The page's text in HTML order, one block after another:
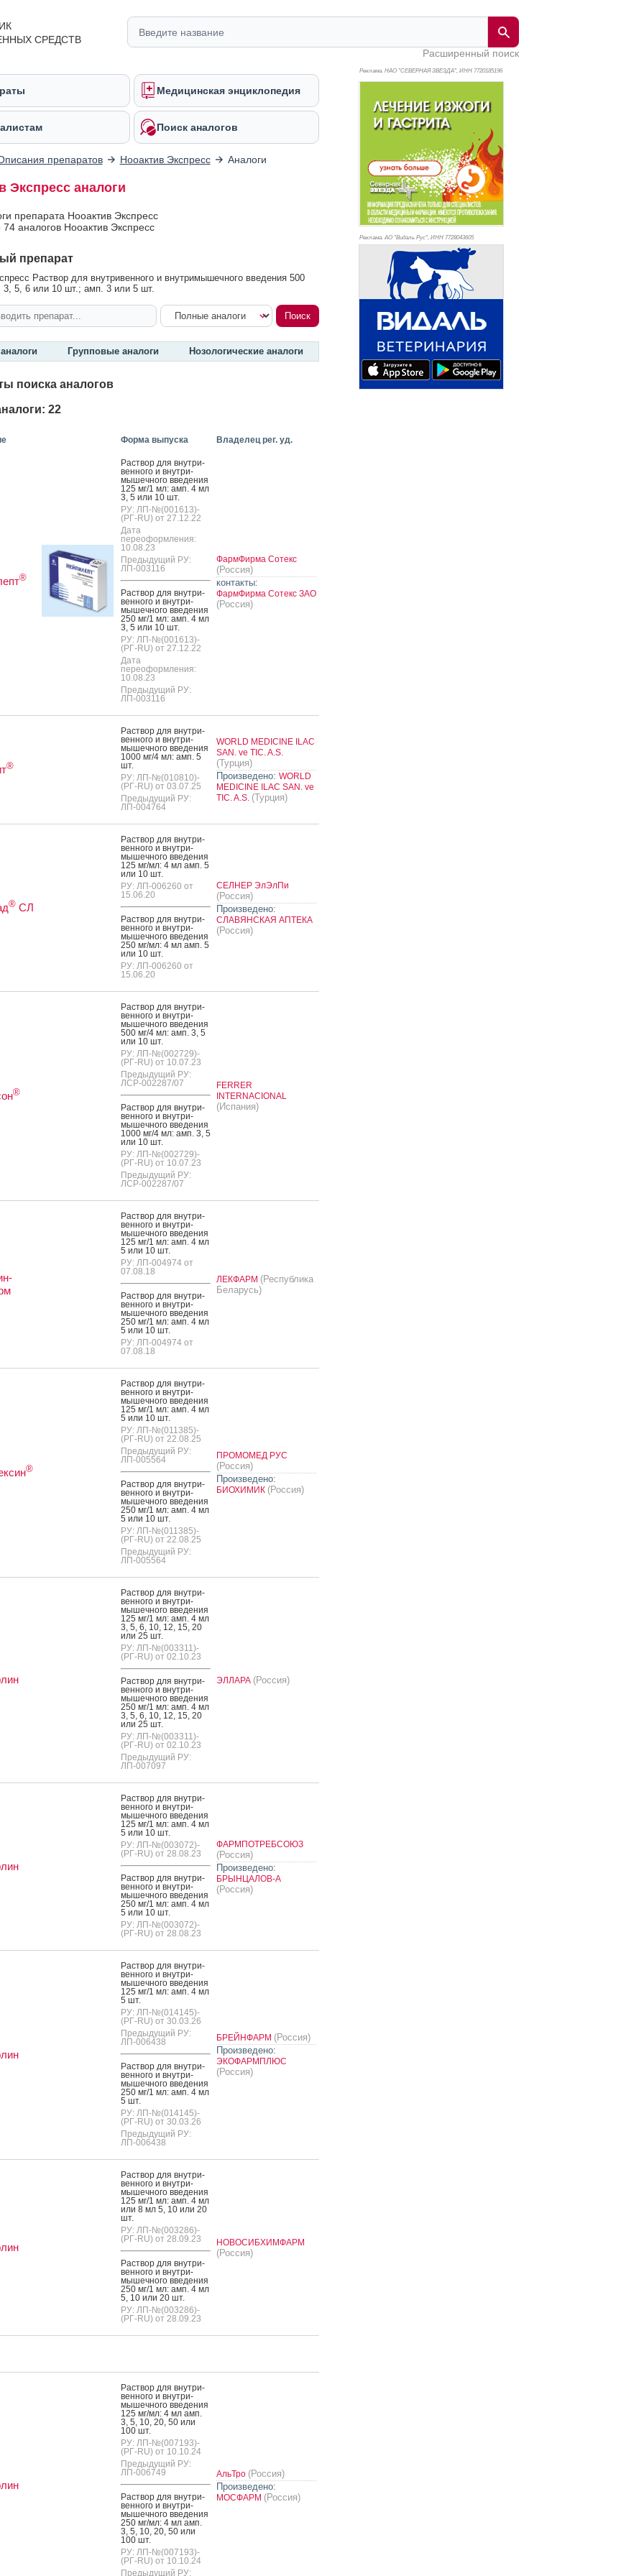
СРЕДСТВ
Расширенный поиск
Медицинская энциклопедия
Поиск аналогов
препаратов Нооактив Экспресс Аналоги
Экспресс аналоги
препарата Нооактив Экспресс
74 аналогов Нооактив Экспресс
препарат
Раствор для внутривенного и внутримышечного введения 500
5, 6 или 10 шт.; амп. 3 или 5 шт.
Групповые аналоги Нозологические аналоги
поиска аналогов
22
Форма выпуска Владелец рег. уд.
®
Рас­твор для внут­ри­
вен­но­го и внут­ри­
мышеч­но­го вве­дения
125 мг/1 мл: амп. 4 мл
3, 5 или 10 шт.
РУ: ЛП-№(001613)-
(РГ-RU) от 27.12.22
Дата
переоформления:
10.08.23
Предыдущий РУ:
ЛП-003116
Рас­твор для внут­ри­
вен­но­го и внут­ри­
мышеч­но­го вве­дения
250 мг/1 мл: амп. 4 мл
3, 5 или 10 шт.
РУ: ЛП-№(001613)-
(РГ-RU) от 27.12.22
Дата
переоформления:
10.08.23
Предыдущий РУ:
ЛП-003116
ФармФирма Сотекс
(Россия)
контакты:
ФармФирма Сотекс ЗАО
(Россия)
®
Рас­твор для внут­ри­
вен­но­го и внут­ри­
мышеч­но­го вве­дения
1000 мг/4 мл: амп. 5
шт.
РУ: ЛП-№(010810)-
(РГ-RU) от 03.07.25
Предыдущий РУ:
ЛП-004764
WORLD MEDICINE ILAC
SAN. ve TIC. A.S.
(Турция)
Произведено: WORLD
MEDICINE ILAC SAN. ve
TIC. A.S. (Турция)
®СЛ
Рас­твор для внут­ри­
вен­но­го и внут­ри­
мышеч­но­го вве­дения
125 мг/мл: 4 мл амп. 5
или 10 шт.
РУ: ЛП-006260 от
15.06.20
Рас­твор для внут­ри­
вен­но­го и внут­ри­
мышеч­но­го вве­дения
250 мг/мл: 4 мл амп. 5
или 10 шт.
РУ: ЛП-006260 от
15.06.20
СЕЛНЕР ЭлЭлПи
(Россия)
Произведено:
СЛАВЯНСКАЯ АПТЕКА
(Россия)
®
Рас­твор для внут­ри­
вен­но­го и внут­ри­
мышеч­но­го вве­дения
500 мг/4 мл: амп. 3, 5
или 10 шт.
РУ: ЛП-№(002729)-
(РГ-RU) от 10.07.23
Предыдущий РУ:
ЛСР-002287/07
Рас­твор для внут­ри­
вен­но­го и внут­ри­
мышеч­но­го вве­дения
1000 мг/4 мл: амп. 3, 5
или 10 шт.
РУ: ЛП-№(002729)-
(РГ-RU) от 10.07.23
Предыдущий РУ:
ЛСР-002287/07
FERRER
INTERNACIONAL
(Испания)
Рас­твор для внут­ри­
вен­но­го и внут­ри­
мышеч­но­го вве­дения
125 мг/1 мл: амп. 4 мл
5 или 10 шт.
РУ: ЛП-004974 от
07.08.18
Рас­твор для внут­ри­
вен­но­го и внут­ри­
мышеч­но­го вве­дения
250 мг/1 мл: амп. 4 мл
5 или 10 шт.
РУ: ЛП-004974 от
07.08.18
ЛЕКФАРМ (Республика
Беларусь)
®
Рас­твор для внут­ри­
вен­но­го и внут­ри­
мышеч­но­го вве­дения
125 мг/1 мл: амп. 4 мл
5 или 10 шт.
РУ: ЛП-№(011385)-
(РГ-RU) от 22.08.25
Предыдущий РУ:
ЛП-005564
Рас­твор для внут­ри­
вен­но­го и внут­ри­
мышеч­но­го вве­дения
250 мг/1 мл: амп. 4 мл
5 или 10 шт.
РУ: ЛП-№(011385)-
(РГ-RU) от 22.08.25
Предыдущий РУ:
ЛП-005564
ПРОМОМЕД РУС
(Россия)
Произведено:
БИОХИМИК (Россия)
Рас­твор для внут­ри­
вен­но­го и внут­ри­
мышеч­но­го вве­дения
125 мг/1 мл: амп. 4 мл
3, 5, 6, 10, 12, 15, 20
или 25 шт.
РУ: ЛП-№(003311)-
(РГ-RU) от 02.10.23
Рас­твор для внут­ри­
вен­но­го и внут­ри­
мышеч­но­го вве­дения
250 мг/1 мл: амп. 4 мл
3, 5, 6, 10, 12, 15, 20
или 25 шт.
РУ: ЛП-№(003311)-
(РГ-RU) от 02.10.23
Предыдущий РУ:
ЛП-007097
ЭЛЛАРА (Россия)
Рас­твор для внут­ри­
вен­но­го и внут­ри­
мышеч­но­го вве­дения
125 мг/1 мл: амп. 4 мл
5 или 10 шт.
РУ: ЛП-№(003072)-
(РГ-RU) от 28.08.23
Рас­твор для внут­ри­
вен­но­го и внут­ри­
мышеч­но­го вве­дения
250 мг/1 мл: амп. 4 мл
5 или 10 шт.
РУ: ЛП-№(003072)-
(РГ-RU) от 28.08.23
ФАРМПОТРЕБСОЮЗ
(Россия)
Произведено:
БРЫНЦАЛОВ-А
(Россия)
Рас­твор для внут­ри­
вен­но­го и внут­ри­
мышеч­но­го вве­дения
125 мг/1 мл: амп. 4 мл
5 шт.
РУ: ЛП-№(014145)-
(РГ-RU) от 30.03.26
Предыдущий РУ:
ЛП-006438
Рас­твор для внут­ри­
вен­но­го и внут­ри­
мышеч­но­го вве­дения
250 мг/1 мл: амп. 4 мл
5 шт.
РУ: ЛП-№(014145)-
(РГ-RU) от 30.03.26
Предыдущий РУ:
ЛП-006438
БРЕЙНФАРМ (Россия)
Произведено:
ЭКОФАРМПЛЮС
(Россия)
Рас­твор для внут­ри­
вен­но­го и внут­ри­
мышеч­но­го вве­дения
125 мг/1 мл: амп. 4 мл
или 8 мл 5, 10 или 20
шт.
РУ: ЛП-№(003286)-
(РГ-RU) от 28.09.23
Рас­твор для внут­ри­
вен­но­го и внут­ри­
мышеч­но­го вве­дения
250 мг/1 мл: амп. 4 мл
5, 10 или 20 шт.
РУ: ЛП-№(003286)-
(РГ-RU) от 28.09.23
НОВОСИБХИМФАРМ
(Россия)
Рас­твор для внут­ри­
вен­но­го и внут­ри­
мышеч­но­го вве­дения
125 мг/мл: 4 мл амп.
3, 5, 10, 20, 50 или
100 шт.
РУ: ЛП-№(007193)-
(РГ-RU) от 10.10.24
Предыдущий РУ:
ЛП-006749
Рас­твор для внут­ри­
вен­но­го и внут­ри­
мышеч­но­го вве­дения
250 мг/мл: 4 мл амп.
3, 5, 10, 20, 50 или
100 шт.
РУ: ЛП-№(007193)-
(РГ-RU) от 10.10.24
Предыдущий РУ:
АльТро (Россия)
Произведено:
МОСФАРМ (Россия)
Реклама. НАО "СЕВЕРНАЯ ЗВЕЗДА", ИНН 7720185196
Реклама. АО "Видаль Рус", ИНН 7728043605